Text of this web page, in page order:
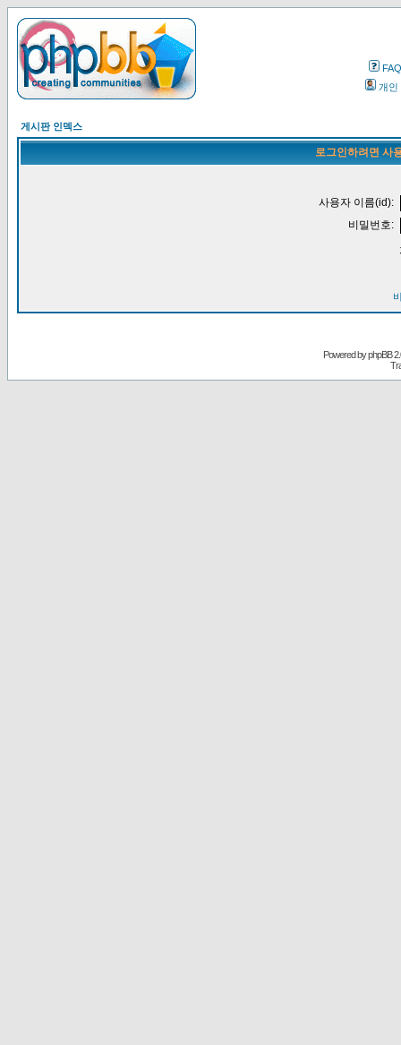
FAQ
개인
게시판 인덱스
로그인하려면 사
사용자 이름(id):
비밀번호:
Powered byphpBB